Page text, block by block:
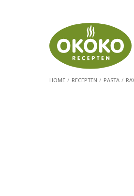
HOME RECEPTEN PASTA